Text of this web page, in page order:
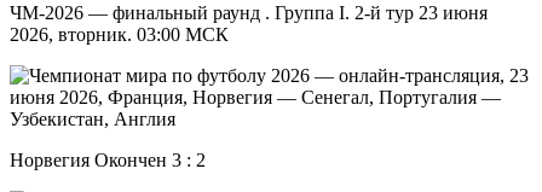
ЧМ-2026 — финальный раунд . Группа I. 2-й тур 23 июня
2026, вторник. 03:00 МСК
Норвегия Окончен 3 : 2